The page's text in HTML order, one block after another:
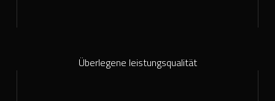
Überlegene leistungsqualität